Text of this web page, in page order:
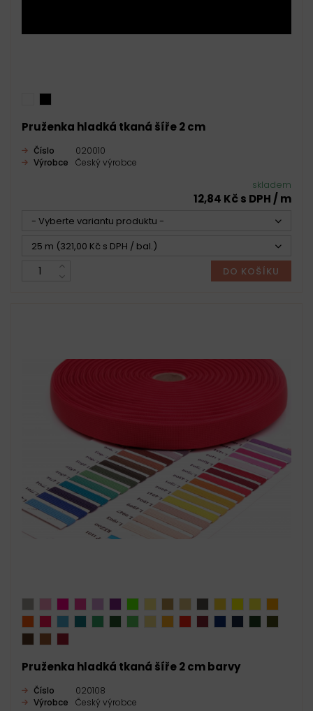
Pruženka hladká tkaná šíře 2 cm
Číslo
020010
Výrobce
Český výrobce
skladem
12,84 Kč s DPH / m
- Vyberte variantu produktu -
25 m (321,00 Kč s DPH / bal.)
DO KOŠÍKU
Pruženka hladká tkaná šíře 2 cm barvy
Číslo
020108
Výrobce
Český výrobce